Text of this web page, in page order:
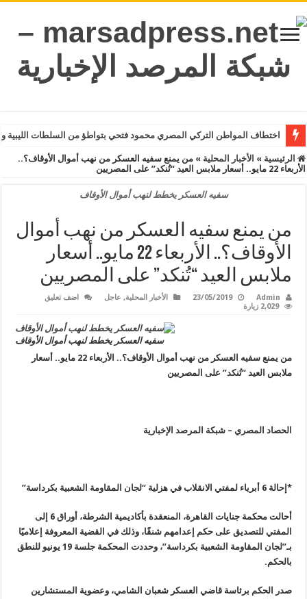
اختطاف المواطن التركي المصري محمود فتحي بتواطؤ من السلطات
الرئيسية » الأخبار المحلية » من يمنع سفيه العسكر من نهب أموال الأوقاف؟..
الأربعاء 22 مايو.. أسعار ملابس العيد “تُنكد” على المصريين
سفيه العسكر يخطط لنهب أموال الأوقاف
من يمنع سفيه العسكر من نهب أموال
الأوقاف؟.. الأربعاء 22 مايو.. أسعار
ملابس العيد “تُنكد” على المصريين
Admin
23/05/2019 الأخبار المحلية, عاجل
اضف تعليق
2,029 زيارة
سفيه العسكر يخطط لنهب أموال الأوقاف
من يمنع سفيه العسكر من نهب أموال الأوقاف؟.. الأربعاء 22 مايو.. أسعار
ملابس العيد “تُنكد” على المصريين
الحصاد المصري – شبكة المرصد الإخبارية
*إحالة 6 أبرياء لمفتي الانقلاب في هزلية “لجان المقاومة الشعبية بكرداسة ”
أحالت محكمة جنايات القاهرة، المنعقدة بأكاديمية الشرطة، أوراق 6 إلى
المفتي للتصديق على حكم إعدامهم شنقًا، وذلك في القضية المعروفة إعلاميًا
بـ”لجان المقاومة الشعبية بكرداسة”، وحددت المحكمة جلسة 19 يونيو للنطق
بالحكم.
صدر الحكم برئاسة قاضي العسكر شعبان الشامي، وعضوية المستشارين